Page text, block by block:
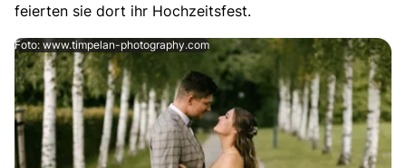
feierten sie dort ihr Hochzeitsfest.
Foto: www.timpelan-photography.com